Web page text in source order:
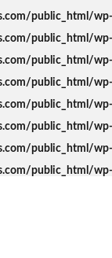
public_html/
public_html/
public_html/
public_html/
public_html/
public_html/
public_html/
public_html/